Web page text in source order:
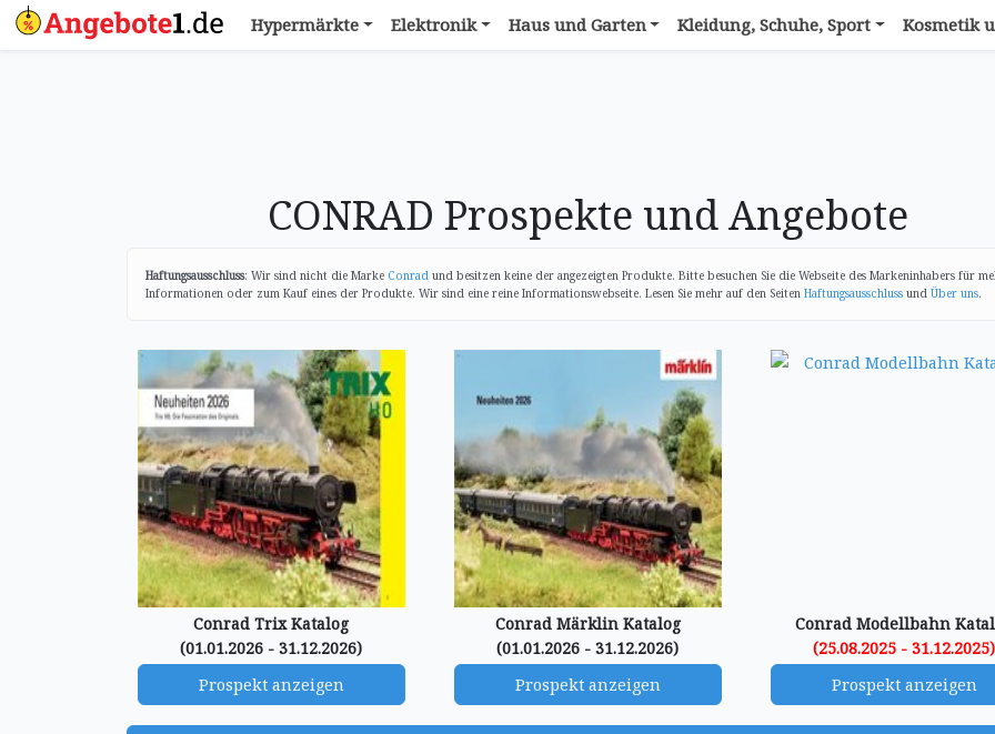
Hypermärkte Elektronik Haus und Garten Kleidung, Schuhe, Sport Kosmetik
CONRAD Prospekte und Angebote
Haftungsausschluss: Wir sind nicht die Marke Conrad und besitzen keine der angezeigten Produkte. Bitte besuchen Sie die Webseite des Markeninhabers für
Informationen oder zum Kauf eines der Produkte. Wir sind eine reine Informationswebseite. Lesen Sie mehr auf den Seiten Haftungsausschluss und Über uns.
Conrad Trix Katalog
(01.01.2026 - 31.12.2026)
Prospekt anzeigen
Conrad Märklin Katalog
(01.01.2026 - 31.12.2026)
Prospekt anzeigen
Conrad Modellbahn
(25.08.2025 - 31.12.2025)
Prospekt anzeigen